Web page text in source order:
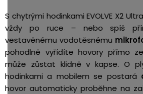
S chytrými hodinkami EVOLVE X2
vždy po ruce – nebo spíš
vestavěnému vodotěsnému
pohodlně vyřídíte hovory přímo
může zůstat klidně v kapse. O
hodinkami a mobilem se postará
hovor automaticky proběhne na